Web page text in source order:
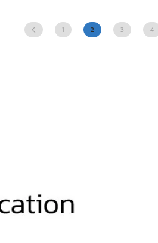
1 2 3 4